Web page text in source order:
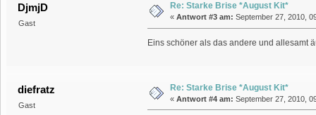
DjmjD
Gast
Re: Starke Brise *August Kit*
« Antwort #3 am: September 27, 2010,
Eins schöner als das andere und allesamt
diefratz
Gast
Re: Starke Brise *August Kit*
« Antwort #4 am: September 27, 2010,